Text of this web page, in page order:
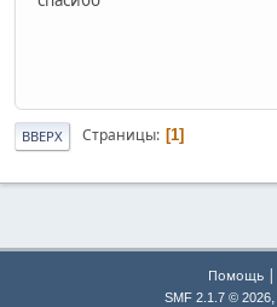
ВВЕРХ Страницы 1
Помощь|
SMF 2.1.7 © 2026,